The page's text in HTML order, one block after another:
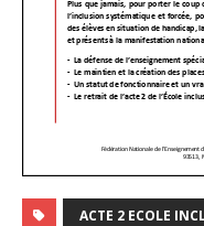
ACTE 2 ECOLE